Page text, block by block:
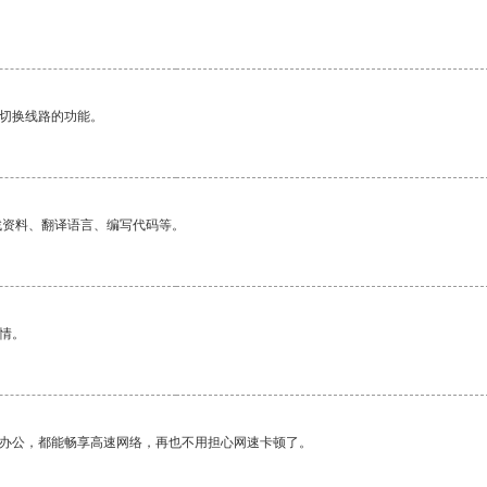
换线路的功能。
料、翻译语言、编写代码等。
。
，都能畅享高速网络，再也不用担心网速卡顿了。